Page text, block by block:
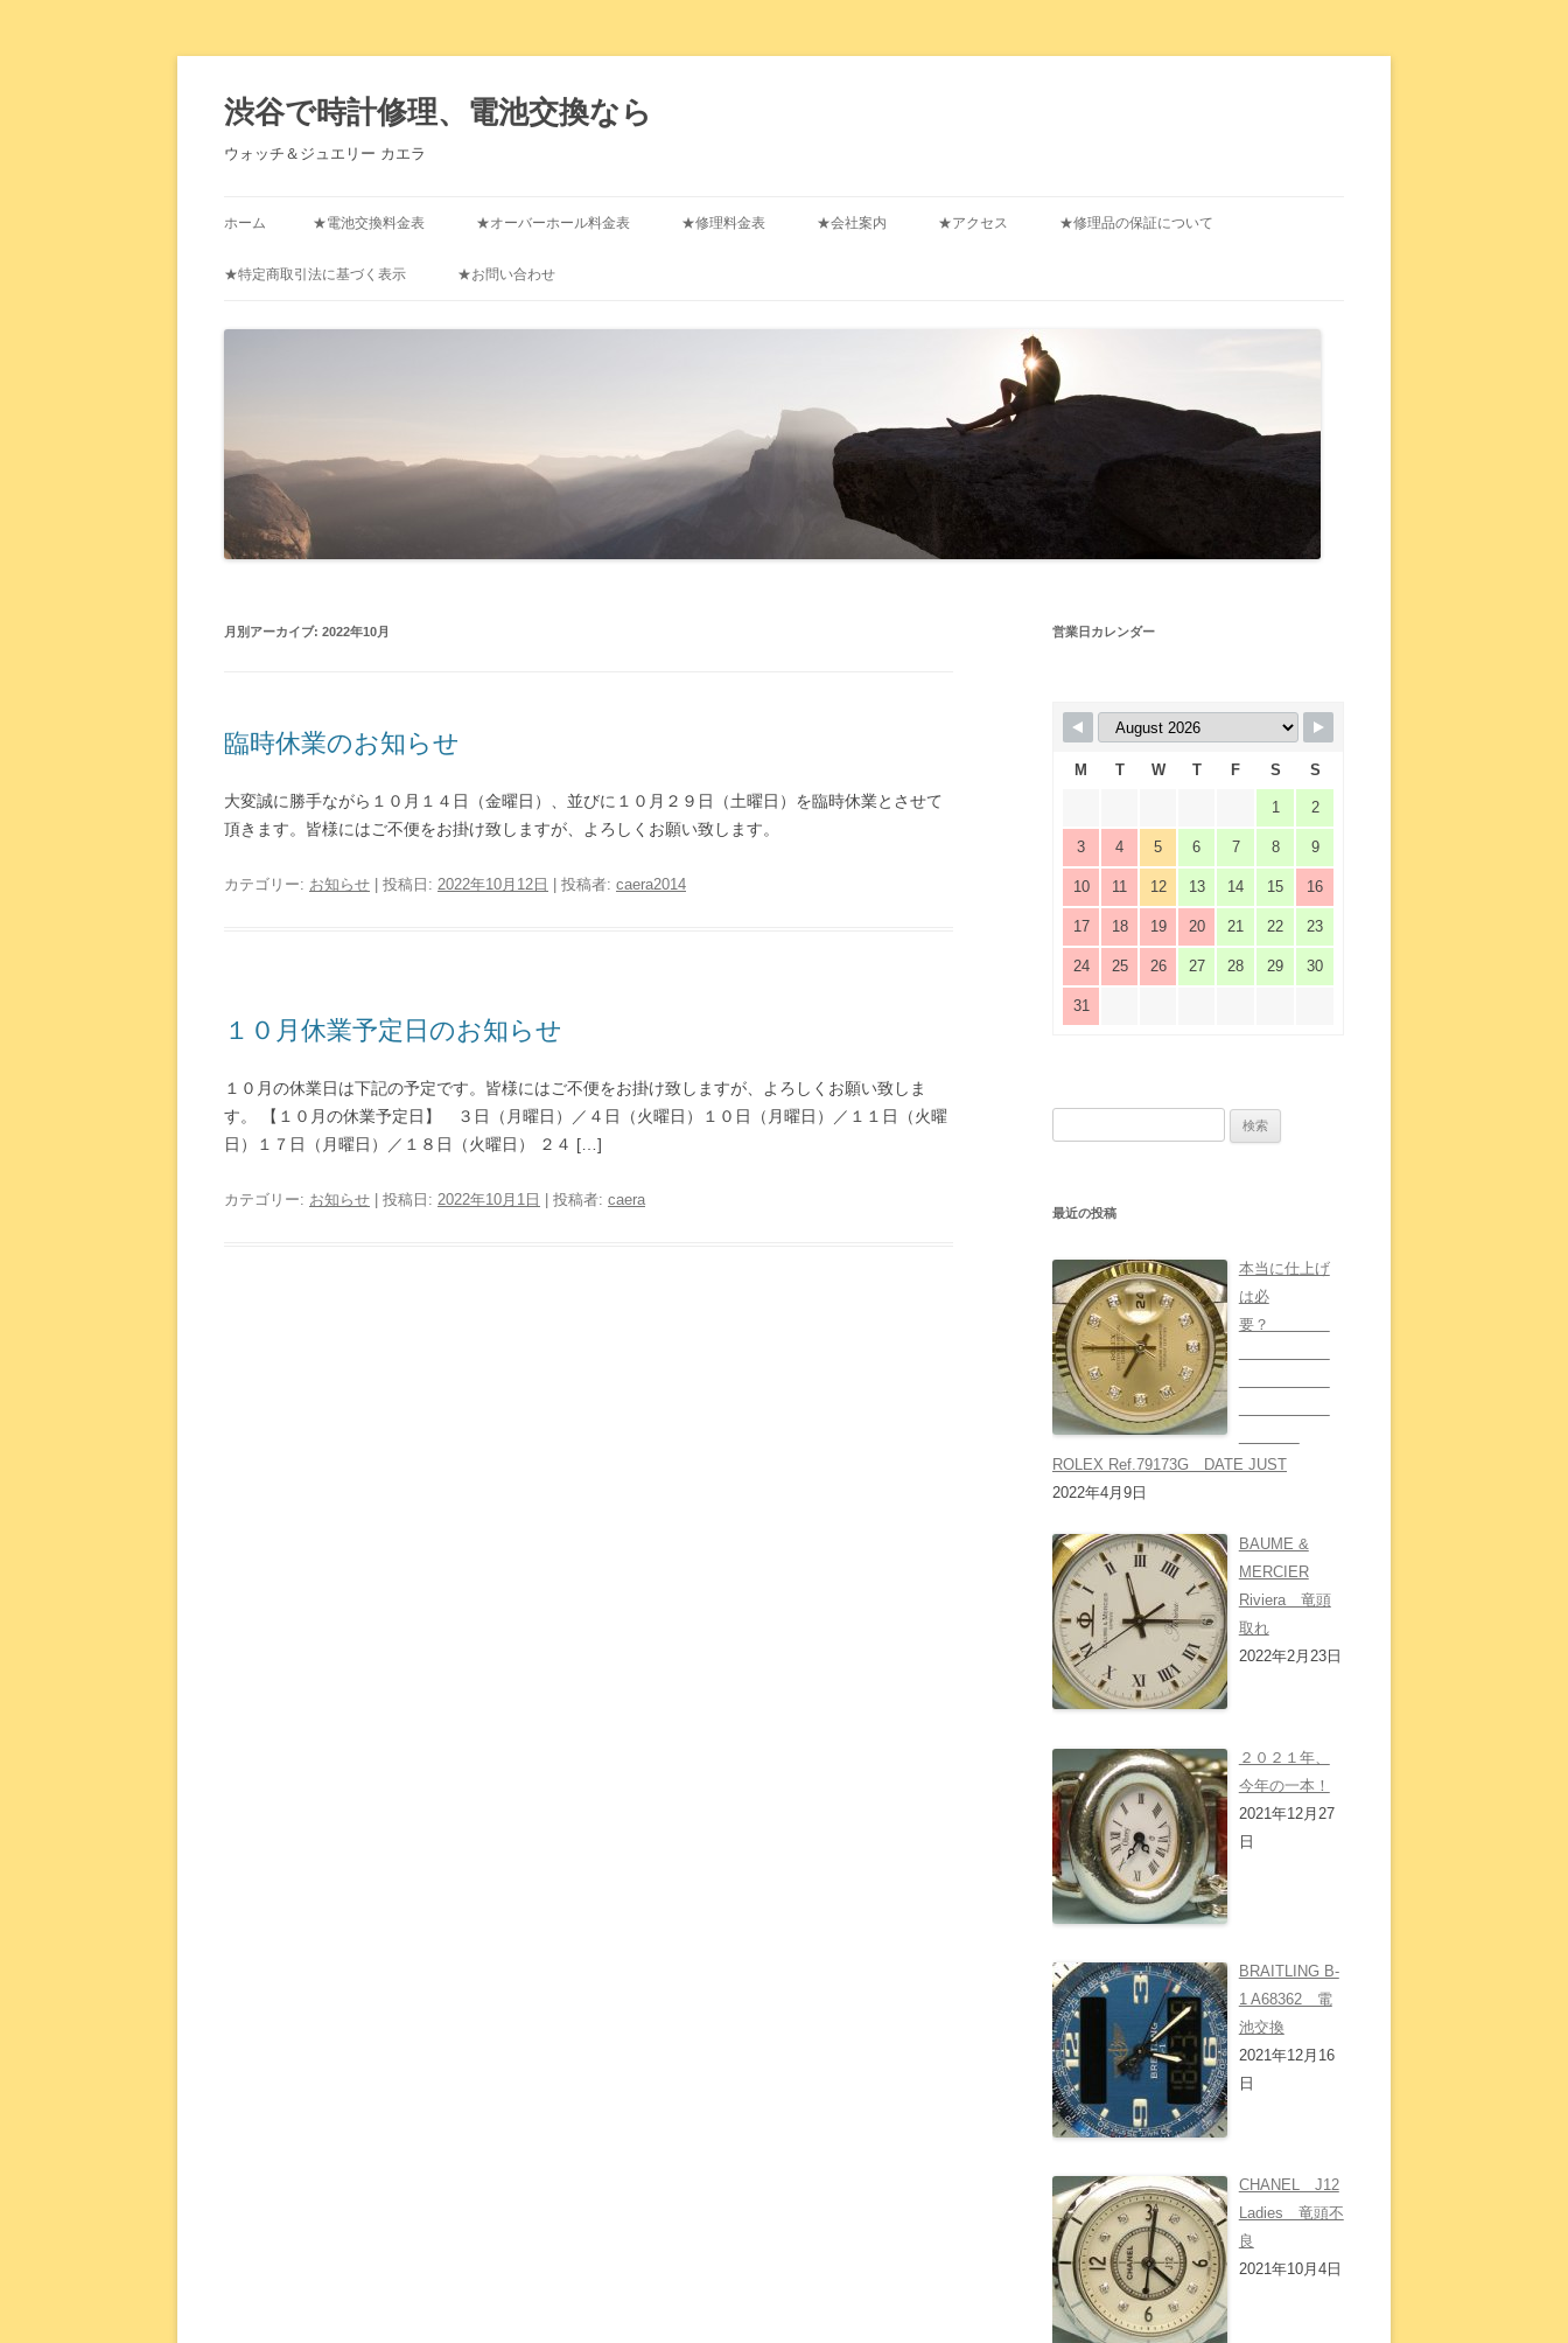
渋谷で時計修理、電池交換なら
ウォッチ＆ジュエリー カエラ
ホーム ★電池交換料金表 ★オーバーホール料金表 ★修理料金表 ★会社案内 ★アクセス ★修理品の保証について
★特定商取引法に基づく表示 ★お問い合わせ
月別アーカイブ: 2022年10月
臨時休業のお知らせ
大変誠に勝手ながら１０月１４日（金曜日）、並びに１０月２９日（土曜日）を臨時休業とさせて
頂きます。皆様にはご不便をお掛け致しますが、よろしくお願い致します。
カテゴリー: お知らせ | 投稿日: 2022年10月12日 投稿者: caera2014
１０月休業予定日のお知らせ
１０月の休業日は下記の予定です。皆様にはご不便をお掛け致しますが、よろしくお願い致しま
す。 【１０月の休業予定日】 ３日（月曜日）／４日（火曜日）１０日（月曜日）／１１日（火曜
日）１７日（月曜日）／１８日（火曜日） ２４ […]
カテゴリー: お知らせ | 投稿日: 2022年10月1日 投稿者: caera
営業日カレンダー
M T W T F S S
1 2
3 4 5 6 7 8 9
10 11 12 13 14 15 16
17 18 19 20 21 22 23
24 25 26 27 28 29 30
31
最近の投稿
本当に仕上げ
は必
要？
ROLEX Ref.79173G DATE JUST
2022年4月9日
BAUME &
MERCIER
Riviera 竜頭
取れ
2022年2月23日
２０２１年、
今年の一本！
2021年12月27
日
BRAITLING B-
1 A68362 電
池交換
2021年12月16
日
CHANEL J12
Ladies 竜頭不
良
2021年10月4日